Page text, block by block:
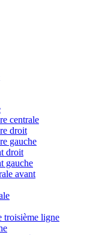
centrale
droit
gauche
droit
gauche
avant
troisième ligne